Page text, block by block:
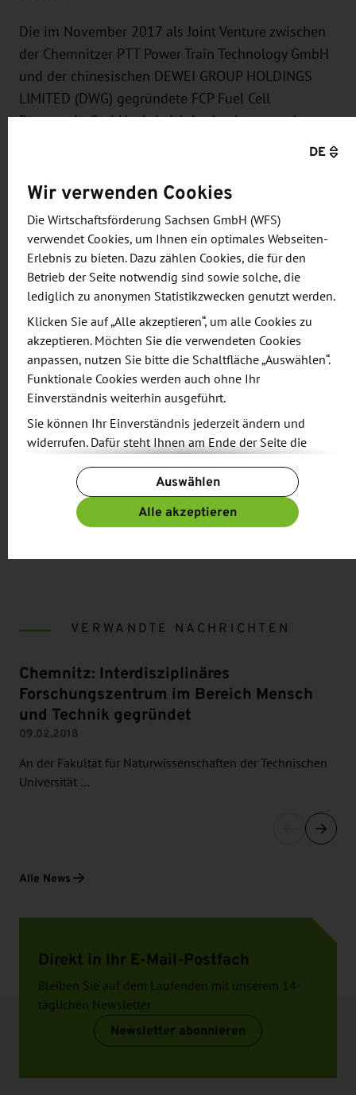
Die im November 2017 als Joint Venture zwischen
der Chemnitzer PTT Power Train Technology GmbH
und der chinesischen DEWEI GROUP HOLDINGS
LIMITED (DWG) gegründete FCP Fuel Cell
Powertrain GmbH wird sich in den kommenden
Brennstoffzellen beschäftigen. Hierzu wird die
fortgeführt werden.
Die in Chemnitz entwickelten Systeme sollen
anschließend in China in Serie gefertigt werden.
Bereits jetzt beschäftigt die FCP GmbH 16
Mitarbeiter. Mit Abschluss der Investitionen und
Aufbau der Kleinserienfertigung können bis zu 100
Arbeitsplätze am Technologie-Campus Süd in
Chemnitz geschaffen werden.
Teilen:
VERWANDTE NACHRICHTEN
Chemnitz: Interdisziplinäres
Forschungszentrum im Bereich Mensch
und Technik gegründet
09.02.2018
An der Fakultät für Naturwissenschaften der Technischen
Universität …
Alle News
Direkt in Ihr E-Mail-Postfach
Bleiben Sie auf dem Laufenden mit unserem 14-
täglichen Newsletter
Newsletter abonnieren
DE
Wir verwenden Cookies
Die Wirtschaftsförderung Sachsen GmbH (WFS)
verwendet Cookies, um Ihnen ein optimales Webseiten-
Erlebnis zu bieten. Dazu zählen Cookies, die für den
Betrieb der Seite notwendig sind sowie solche, die
lediglich zu anonymen Statistikzwecken genutzt werden.
Klicken Sie auf „Alle akzeptieren“, um alle Cookies zu
akzeptieren. Möchten Sie die verwendeten Cookies
anpassen, nutzen Sie bitte die Schaltfläche „Auswählen“.
Funktionale Cookies werden auch ohne Ihr
Einverständnis weiterhin ausgeführt.
Sie können Ihr Einverständnis jederzeit ändern und
widerrufen. Dafür steht Ihnen am Ende der Seite die
Verfügung.
Weitere Informationen finden Sie in unseren
Datenschutzbestimmungenund ergänzend in unserem
Auswählen
Alle akzeptieren